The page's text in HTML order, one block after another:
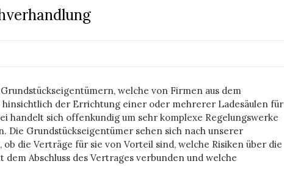
welche von Firmen aus dem
der Errichtung einer oder mehrerer Ladesäulen für
handelt sich offenkundig um sehr komplexe Regelungswerke
Grundstückseigentümer sehen sich nach unserer
die Verträge für sie von Vorteil sind, welche Risiken über die
Abschluss des Vertrages verbunden und welche